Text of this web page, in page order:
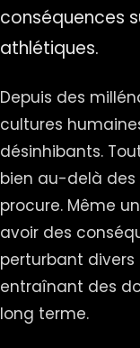
conséquences
athlétiques.
Depuis des
cultures
désinhibants.
bien au-delà des
procure. Même
avoir des
perturbant
entraînant des
long terme.